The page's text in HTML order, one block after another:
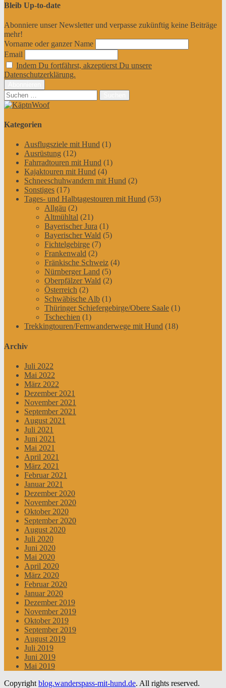
Bleib Up-to-date
Abonniere unser Newsletter und verpasse zukünftig keine Beiträge
mehr!
Vorname oder ganzer Name
Email
Indem Du fortfährst, akzeptierst Du unsere
Datenschutzerklärung.
Suchen
nach:
Kategorien
Ausflugsziele mit Hund (1)
Ausrüstung (12)
Fahrradtouren mit Hund (1)
Kajaktouren mit Hund (4)
Schneeschuhwandern mit Hund (2)
Sonstiges (17)
Tages- und Halbtagestouren mit Hund (53)
Allgäu (2)
Altmühltal (21)
Bayerischer Jura (1)
Bayerischer Wald (5)
Fichtelgebirge (7)
Frankenwald (2)
Fränkische Schweiz (4)
Nürnberger Land (5)
Oberpfälzer Wald (2)
Österreich (2)
Schwäbische Alb (1)
Thüringer Schiefergebirge/Obere Saale (1)
Tschechien (1)
Trekkingtouren/Fernwanderwege mit Hund (18)
Archiv
Juli 2022
Mai 2022
März 2022
Dezember 2021
November 2021
September 2021
August 2021
Juli 2021
Juni 2021
Mai 2021
April 2021
März 2021
Februar 2021
Januar 2021
Dezember 2020
November 2020
Oktober 2020
September 2020
August 2020
Juli 2020
Juni 2020
Mai 2020
April 2020
März 2020
Februar 2020
Januar 2020
Dezember 2019
November 2019
Oktober 2019
September 2019
August 2019
Juli 2019
Juni 2019
Mai 2019
Copyright blog.wanderspass-mit-hund.de. All rights reserved.